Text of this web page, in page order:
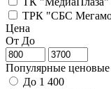
ТРК "СБС
Цена
От До
Популярные
До 1 400